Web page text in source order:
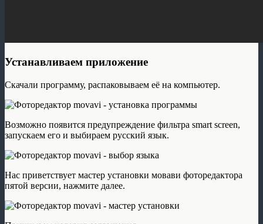
Устанавливаем приложение
Скачали программу, распаковываем её на компьютер.
Возможно появится предупреждение фильтра smart screen,
запускаем его и выбираем русский язык.
Нас приветствует мастер установки мовави фоторедактора
пятой версии, нажмите далее.